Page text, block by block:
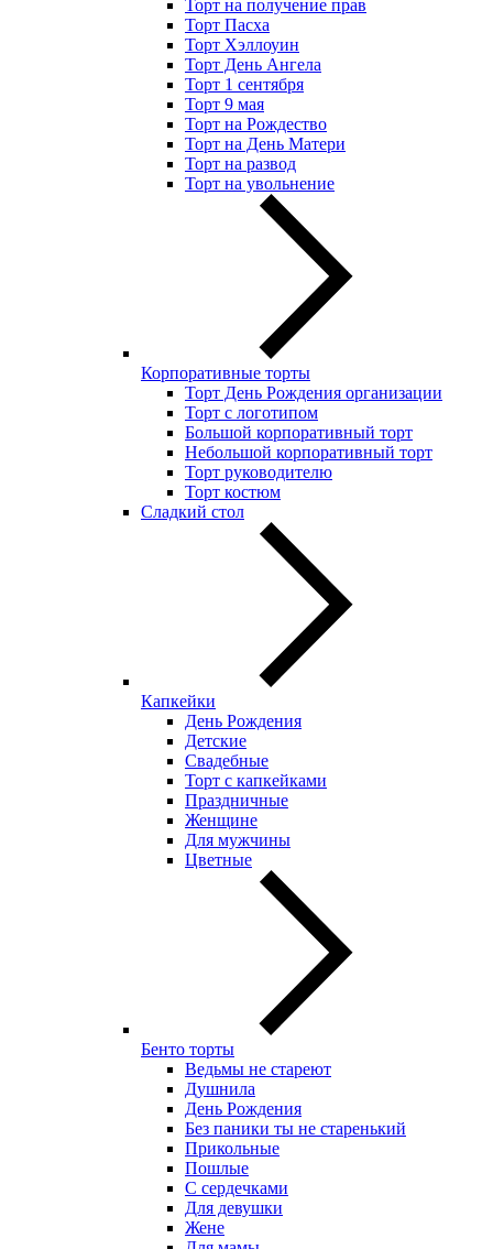
Торт на получение прав
Торт Пасха
Торт Хэллоуин
Торт День Ангела
Торт 1 сентября
Торт 9 мая
Торт на Рождество
Торт на День Матери
Торт на развод
Торт на увольнение
Корпоративные торты
Торт День Рождения организации
Торт с логотипом
Большой корпоративный торт
Небольшой корпоративный торт
Торт руководителю
Торт костюм
Сладкий стол
Капкейки
День Рождения
Детские
Свадебные
Торт с капкейками
Праздничные
Женщине
Для мужчины
Цветные
Бенто торты
Ведьмы не стареют
Душнила
День Рождения
Без паники ты не старенький
Прикольные
Пошлые
С сердечками
Для девушки
Жене